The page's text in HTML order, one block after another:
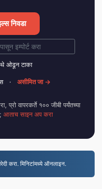
निवडा
इम्पोर्ट करा
ओढून टाका
· असीमित जा →
प्रो वापरकर्ते १०० जीबी पर्यंतच्या
आताच साइन अप करा
करा. मिनिटांमध्ये ऑनलाइन.